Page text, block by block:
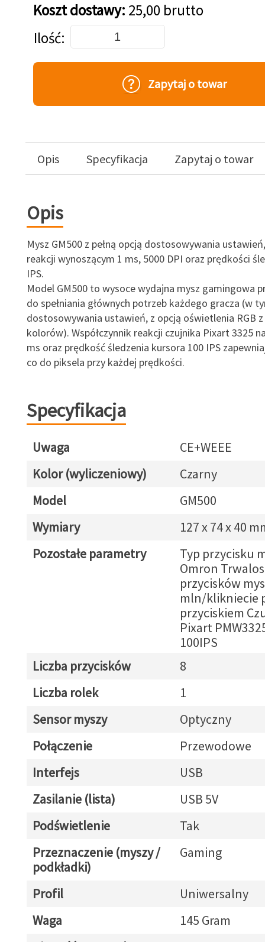
Koszt dostawy: 25,00 brutto
Dodaj do koszyka
Ilość
Zapytaj o towar
Opis Specyfikacja Zapytaj o towar
Opis
Mysz GM500 z pełną opcją dostosowywania
reakcji wynoszącym 1 ms, 5000 DPI oraz prędkości
IPS.
Model GM500 to wysoce wydajna mysz gamingowa
do spełniania głównych potrzeb każdego gracza (w
dostosowywania ustawień, z opcją oświetlenia RGB
kolorów). Współczynnik reakcji czujnika Pixart 3325
ms oraz prędkość śledzenia kursora 100 IPS
co do piksela przy każdej prędkości.
Specyfikacja
Uwaga
CE+WEEE
Kolor (wyliczeniowy)
Czarny
Model
GM500
Wymiary
127 x 74 x 40
Pozostałe parametry
Typ przycisku
Omron
przycisków
mln/klikniecie
przyciskiem
Pixart
100IPS
Liczba przycisków
8
Liczba rolek
1
Sensor myszy
Optyczny
Połączenie
Przewodowe
Interfejs
USB
Zasilanie (lista)
USB 5V
Podświetlenie
Tak
Przeznaczenie (myszy /
podkładki)
Gaming
Profil
Uniwersalny
Waga
145 Gram